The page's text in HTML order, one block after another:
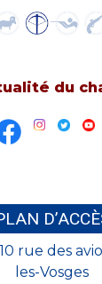
du
rue des
les-Vosges